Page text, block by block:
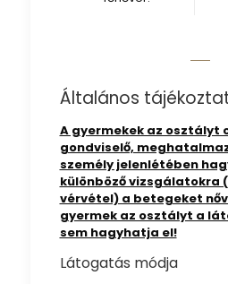
Általános
A gyermekek az osztályt
gondviselő,
személy jelenlétében
különböző vizsgálatokra
vérvétel) a betegeket
gyermek az osztályt a
sem hagyhatja el!
Látogatás módja